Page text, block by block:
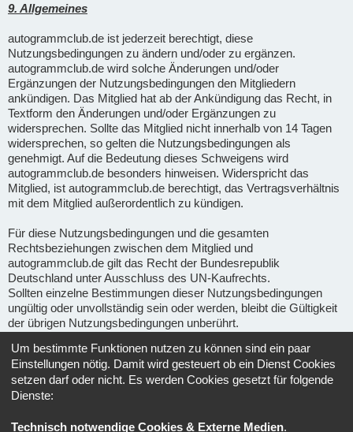
9. Allgemeines
autogrammclub.de ist jederzeit berechtigt, diese
Nutzungsbedingungen zu ändern und/oder zu ergänzen.
autogrammclub.de wird solche Änderungen und/oder
Ergänzungen der Nutzungsbedingungen den Mitgliedern
ankündigen. Das Mitglied hat ab der Ankündigung das Recht, in
Textform den Änderungen und/oder Ergänzungen zu
widersprechen. Sollte das Mitglied nicht innerhalb von 14 Tagen
widersprechen, so gelten die Nutzungsbedingungen als
genehmigt. Auf die Bedeutung dieses Schweigens wird
autogrammclub.de besonders hinweisen. Widerspricht das
Mitglied, ist autogrammclub.de berechtigt, das Vertragsverhältnis
mit dem Mitglied außerordentlich zu kündigen.
Für diese Nutzungsbedingungen und die gesamten
Rechtsbeziehungen zwischen dem Mitglied und
autogrammclub.de gilt das Recht der Bundesrepublik
Deutschland unter Ausschluss des UN-Kaufrechts.
Sollten einzelne Bestimmungen dieser Nutzungsbedingungen
ungültig oder unvollständig sein oder werden, bleibt die Gültigkeit
der übrigen Nutzungsbedingungen unberührt.
Gerichtsstand für alle im Zusammenhang mit Ape-fans
entstehenden Streitigkeiten ist, soweit gesetzlich zulässig, der
Sitz von Ape-fans.
sind in derDatenschutzerklärungenthalten.
Um bestimmte Funktionen nutzen zu können sind ein paar
Einstellungen nötig. Damit wird gesteuert ob ein Dienst Cookies
setzen darf oder nicht. Es werden Cookies gesetzt für folgende
Dienste:
Technisch notwendige Cookies & Externe Medien.